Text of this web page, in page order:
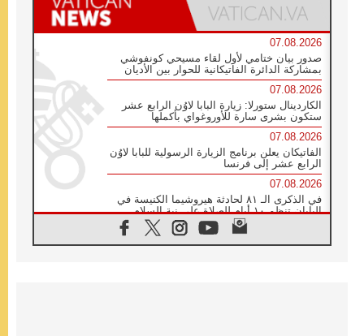
07.08.2026
صدور بيان ختامي لأول لقاء مسيحي كونفوشي
بمشاركة الدائرة الفاتيكانية للحوار بين الأديان
07.08.2026
الكاردينال ستورلا: زيارة البابا لاوُن الرابع عشر
ستكون بشرى سارة للأوروغواي بأكملها
07.08.2026
الفاتيكان يعلن برنامج الزيارة الرسولية للبابا لاوُن
الرابع عشر إلى فرنسا
07.08.2026
في الذكرى الـ ٨١ لحادثة هيروشيما الكنيسة في
اليابان تنظم ١٠ أيام للصلاة على نية السلام
الكنيسة في الأوروغواي: زيارة البابا ستعزز